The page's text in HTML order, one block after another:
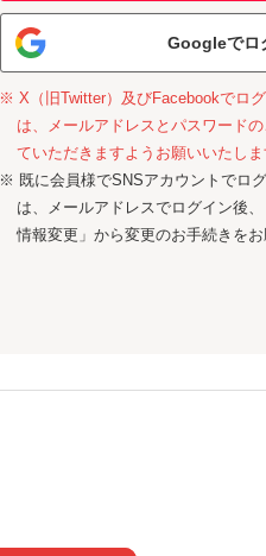
Googleでロ
※ X（旧Twitter）及びFacebookでロ
は、メールアドレスとパスワード
ていただきますようお願いいたしま
※ 既に会員様でSNSアカウントでロ
は、メールアドレスでログイン後
情報変更」から変更のお手続きをお